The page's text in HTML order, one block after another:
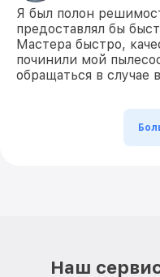
Я был полон
предоставлял бы
Мастера быстро,
починили мой
обращаться в случае
Наш